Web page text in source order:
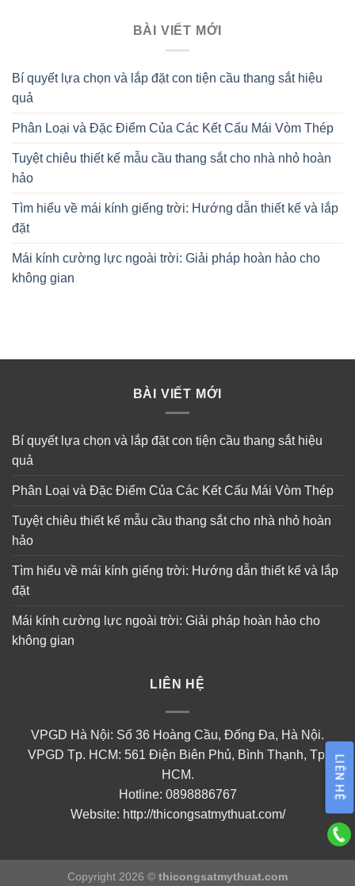
BÀI VIẾT MỚI
Bí quyết lựa chọn và lắp đặt con tiện cầu thang sắt hiệu
quả
Phân Loại và Đặc Điểm Của Các Kết Cấu Mái Vòm Thép
Tuyệt chiêu thiết kế mẫu cầu thang sắt cho nhà nhỏ hoàn
hảo
Tìm hiểu về mái kính giếng trời: Hướng dẫn thiết kế và lắp
đặt
Mái kính cường lực ngoài trời: Giải pháp hoàn hảo cho
không gian
LIÊN HỆ
BÀI VIẾT MỚI
Bí quyết lựa chọn và lắp đặt con tiện cầu thang sắt hiệu
quả
Phân Loại và Đặc Điểm Của Các Kết Cấu Mái Vòm Thép
Tuyệt chiêu thiết kế mẫu cầu thang sắt cho nhà nhỏ hoàn
hảo
Tìm hiểu về mái kính giếng trời: Hướng dẫn thiết kế và lắp
đặt
Mái kính cường lực ngoài trời: Giải pháp hoàn hảo cho
không gian
LIÊN HỆ
VPGD Hà Nội: Số 36 Hoàng Cầu, Đống Đa, Hà Nội.
VPGD Tp. HCM: 561 Điện Biên Phủ, Bình Thạnh, Tp.
HCM.
Hotline: 0898886767
Website: http://thicongsatmythuat.com/
Copyright 2026 © thicongsatmythuat.com